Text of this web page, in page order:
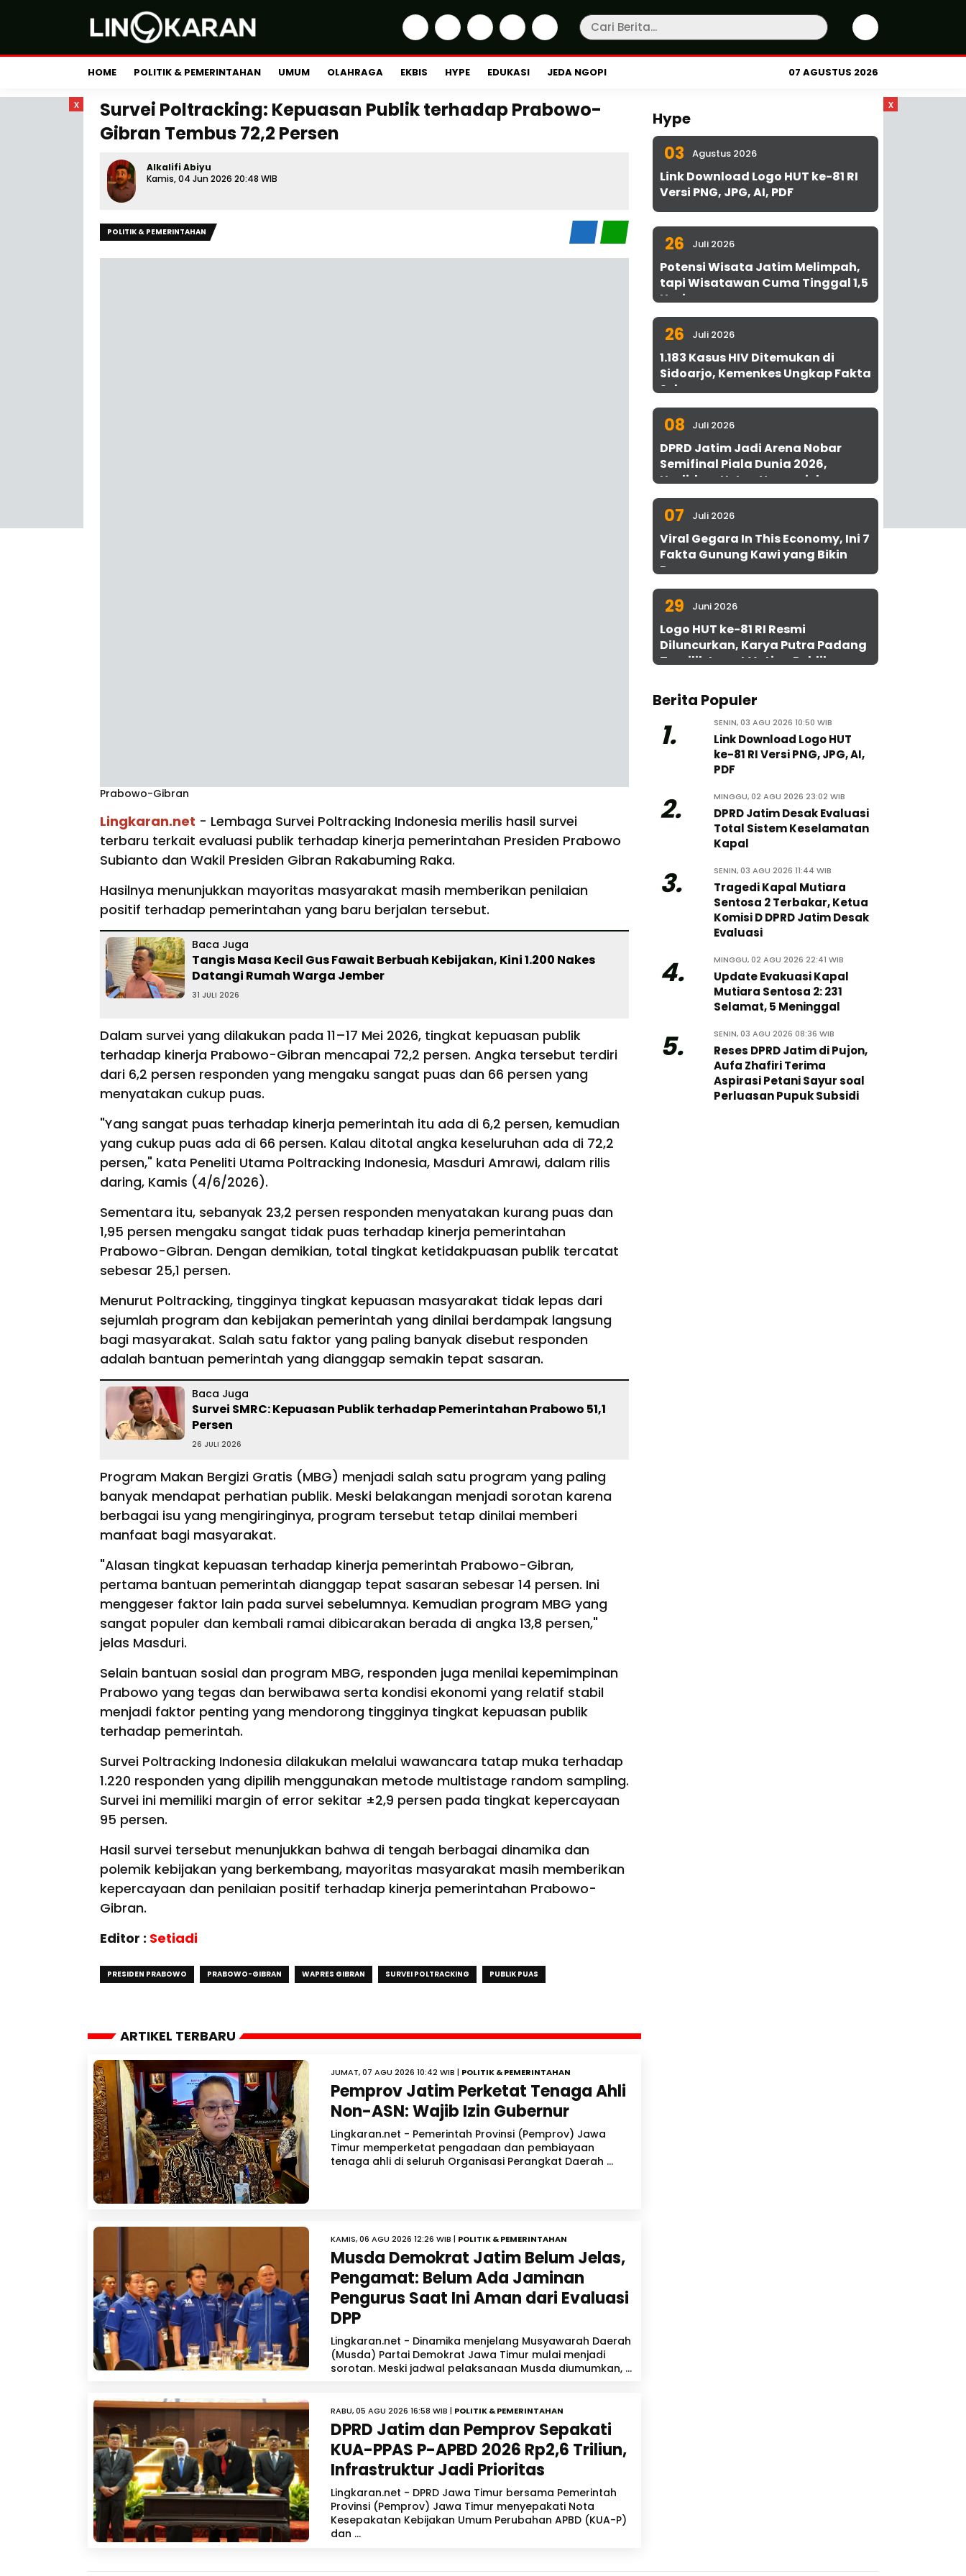
HOME POLITIK & PEMERINTAHAN UMUM OLAHRAGA EKBIS HYPE EDUKASI JEDA NGOPI 07 AGUSTUS 2026
x x
Survei Poltracking: Kepuasan Publik terhadap Prabowo-
Gibran Tembus 72,2 Persen
Alkalifi Abiyu
Kamis, 04 Jun 2026 20:48 WIB
POLITIK & PEMERINTAHAN
Prabowo-Gibran
Lingkaran.net - Lembaga Survei Poltracking Indonesia merilis hasil survei
terbaru terkait evaluasi publik terhadap kinerja pemerintahan Presiden Prabowo
Subianto dan Wakil Presiden Gibran Rakabuming Raka.
Hasilnya menunjukkan mayoritas masyarakat masih memberikan penilaian
positif terhadap pemerintahan yang baru berjalan tersebut.
Baca Juga
Tangis Masa Kecil Gus Fawait Berbuah Kebijakan, Kini 1.200 Nakes
Datangi Rumah Warga Jember
31 JULI 2026
Dalam survei yang dilakukan pada 11–17 Mei 2026, tingkat kepuasan publik
terhadap kinerja Prabowo-Gibran mencapai 72,2 persen. Angka tersebut terdiri
dari 6,2 persen responden yang mengaku sangat puas dan 66 persen yang
menyatakan cukup puas.
"Yang sangat puas terhadap kinerja pemerintah itu ada di 6,2 persen, kemudian
yang cukup puas ada di 66 persen. Kalau ditotal angka keseluruhan ada di 72,2
persen," kata Peneliti Utama Poltracking Indonesia, Masduri Amrawi, dalam rilis
daring, Kamis (4/6/2026).
Sementara itu, sebanyak 23,2 persen responden menyatakan kurang puas dan
1,95 persen mengaku sangat tidak puas terhadap kinerja pemerintahan
Prabowo-Gibran. Dengan demikian, total tingkat ketidakpuasan publik tercatat
sebesar 25,1 persen.
Menurut Poltracking, tingginya tingkat kepuasan masyarakat tidak lepas dari
sejumlah program dan kebijakan pemerintah yang dinilai berdampak langsung
bagi masyarakat. Salah satu faktor yang paling banyak disebut responden
adalah bantuan pemerintah yang dianggap semakin tepat sasaran.
Baca Juga
Survei SMRC: Kepuasan Publik terhadap Pemerintahan Prabowo 51,1
Persen
26 JULI 2026
Program Makan Bergizi Gratis (MBG) menjadi salah satu program yang paling
banyak mendapat perhatian publik. Meski belakangan menjadi sorotan karena
berbagai isu yang mengiringinya, program tersebut tetap dinilai memberi
manfaat bagi masyarakat.
"Alasan tingkat kepuasan terhadap kinerja pemerintah Prabowo-Gibran,
pertama bantuan pemerintah dianggap tepat sasaran sebesar 14 persen. Ini
menggeser faktor lain pada survei sebelumnya. Kemudian program MBG yang
sangat populer dan kembali ramai dibicarakan berada di angka 13,8 persen,"
jelas Masduri.
Selain bantuan sosial dan program MBG, responden juga menilai kepemimpinan
Prabowo yang tegas dan berwibawa serta kondisi ekonomi yang relatif stabil
menjadi faktor penting yang mendorong tingginya tingkat kepuasan publik
terhadap pemerintah.
Survei Poltracking Indonesia dilakukan melalui wawancara tatap muka terhadap
1.220 responden yang dipilih menggunakan metode multistage random sampling.
Survei ini memiliki margin of error sekitar ±2,9 persen pada tingkat kepercayaan
95 persen.
Hasil survei tersebut menunjukkan bahwa di tengah berbagai dinamika dan
polemik kebijakan yang berkembang, mayoritas masyarakat masih memberikan
kepercayaan dan penilaian positif terhadap kinerja pemerintahan Prabowo-
Gibran.
Editor : Setiadi
PRESIDEN PRABOWO PRABOWO-GIBRAN WAPRES GIBRAN SURVEI POLTRACKING PUBLIK PUAS
ARTIKEL TERBARU
JUMAT, 07 AGU 2026 10:42 WIB | POLITIK & PEMERINTAHAN
Pemprov Jatim Perketat Tenaga Ahli
Non-ASN: Wajib Izin Gubernur
Lingkaran.net - Pemerintah Provinsi (Pemprov) Jawa
Timur memperketat pengadaan dan pembiayaan
tenaga ahli di seluruh Organisasi Perangkat Daerah ...
KAMIS, 06 AGU 2026 12:26 WIB | POLITIK & PEMERINTAHAN
Musda Demokrat Jatim Belum Jelas,
Pengamat: Belum Ada Jaminan
Pengurus Saat Ini Aman dari Evaluasi
DPP
Lingkaran.net - Dinamika menjelang Musyawarah Daerah
(Musda) Partai Demokrat Jawa Timur mulai menjadi
sorotan. Meski jadwal pelaksanaan Musda diumumkan, ...
RABU, 05 AGU 2026 16:58 WIB | POLITIK & PEMERINTAHAN
DPRD Jatim dan Pemprov Sepakati
KUA-PPAS P-APBD 2026 Rp2,6 Triliun,
Infrastruktur Jadi Prioritas
Lingkaran.net - DPRD Jawa Timur bersama Pemerintah
Provinsi (Pemprov) Jawa Timur menyepakati Nota
Kesepakatan Kebijakan Umum Perubahan APBD (KUA-P)
dan ...
Hype
03 Agustus 2026
Link Download Logo HUT ke-81 RI
Versi PNG, JPG, AI, PDF
26 Juli 2026
Potensi Wisata Jatim Melimpah,
tapi Wisatawan Cuma Tinggal 1,5
Hari
26 Juli 2026
1.183 Kasus HIV Ditemukan di
Sidoarjo, Kemenkes Ungkap Fakta
Sebenarnya
08 Juli 2026
DPRD Jatim Jadi Arena Nobar
Semifinal Piala Dunia 2026,
Hadirkan Uston Nawawi dan
UMKM Gratis untuk 1.000 Warga
07 Juli 2026
Viral Gegara In This Economy, Ini 7
Fakta Gunung Kawi yang Bikin
Penasaran
29 Juni 2026
Logo HUT ke-81 RI Resmi
Diluncurkan, Karya Putra Padang
Terpilih Lewat Voting Publik
Berita Populer
1. SENIN, 03 AGU 2026 10:50 WIB
Link Download Logo HUT
ke-81 RI Versi PNG, JPG, AI,
PDF
2. MINGGU, 02 AGU 2026 23:02 WIB
DPRD Jatim Desak Evaluasi
Total Sistem Keselamatan
Kapal
3. SENIN, 03 AGU 2026 11:44 WIB
Tragedi Kapal Mutiara
Sentosa 2 Terbakar, Ketua
Komisi D DPRD Jatim Desak
Evaluasi
4. MINGGU, 02 AGU 2026 22:41 WIB
Update Evakuasi Kapal
Mutiara Sentosa 2: 231
Selamat, 5 Meninggal
5. SENIN, 03 AGU 2026 08:36 WIB
Reses DPRD Jatim di Pujon,
Aufa Zhafiri Terima
Aspirasi Petani Sayur soal
Perluasan Pupuk Subsidi